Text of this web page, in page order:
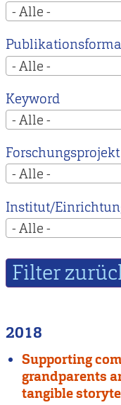
- Alle -
- Alle -
Keyword
- Alle -
Forschungsprojekt
- Alle -
Institut/
- Alle -
2018
Supporting
grandparents
tangible